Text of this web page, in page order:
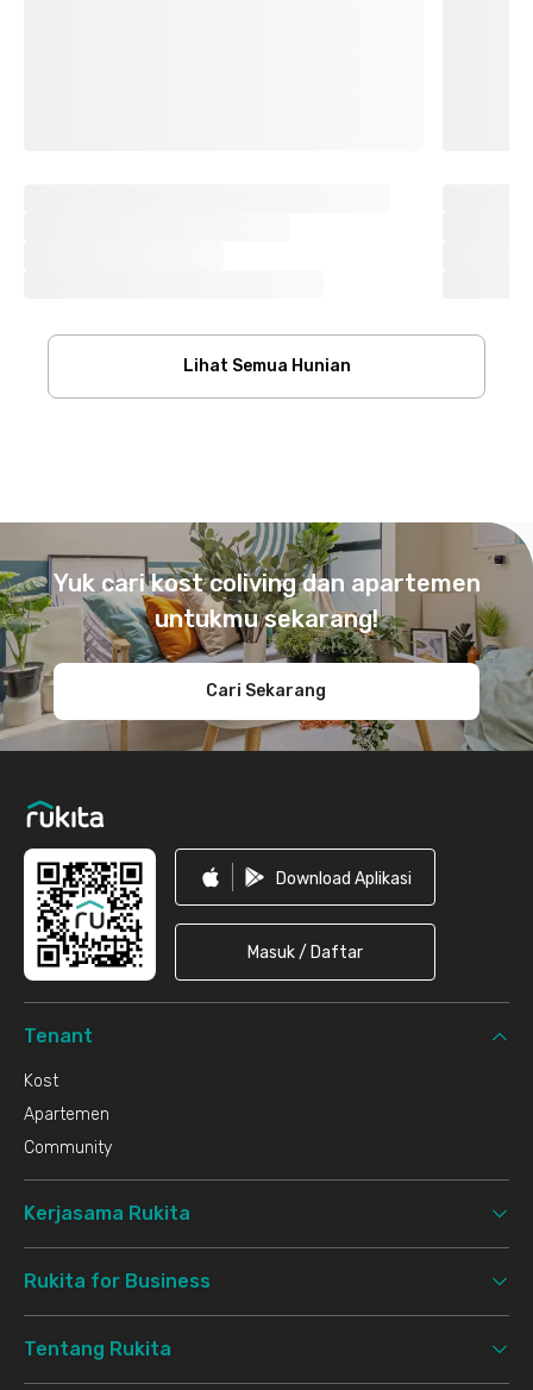
Lihat Semua Hunian
Yuk cari kost coliving dan apartemen
untukmu sekarang!
Cari Sekarang
Download Aplikasi
Masuk / Daftar
Tenant
Kost
Apartemen
Community
Kerjasama Rukita
Rukita for Business
Tentang Rukita